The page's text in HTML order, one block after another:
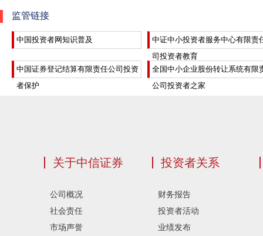
监管链接
中国投资者网知识普及
中证中小投资者服务中心有限责
司投资者教育
中国证券登记结算有限责任公司投资
者保护
全国中小企业股份转让系统有限
公司投资者之家
关于中信证券
公司概况
社会责任
市场声誉
投资者关系
财务报告
投资者活动
业绩发布